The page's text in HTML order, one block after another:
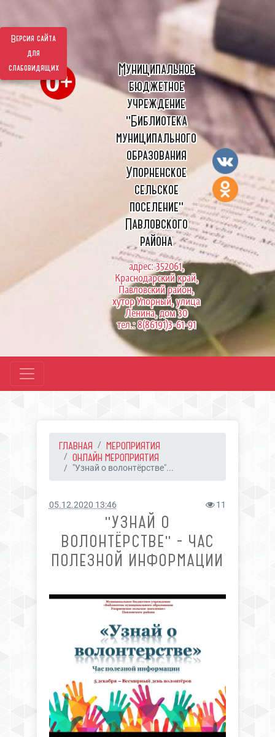
Версия сайта
для
слабовидящих
Муниципальное
бюджетное
учреждение
"Библиотека
муниципального
образования
Упорненское
сельское
поселение"
Павловского
района
адрес: 352061,
Краснодарский край,
Павловский район,
хутор Упорный, улица
Ленина, дом 30
тел.: 8(86191)3-61-91
ГЛАВНАЯ
МЕРОПРИЯТИЯ
ОНЛАЙН МЕРОПРИЯТИЯ
"Узнай о волонтёрстве"...
05.12.2020 13:46 11
"УЗНАЙ О
ВОЛОНТЁРСТВЕ" - ЧАС
ПОЛЕЗНОЙ ИНФОРМАЦИИ